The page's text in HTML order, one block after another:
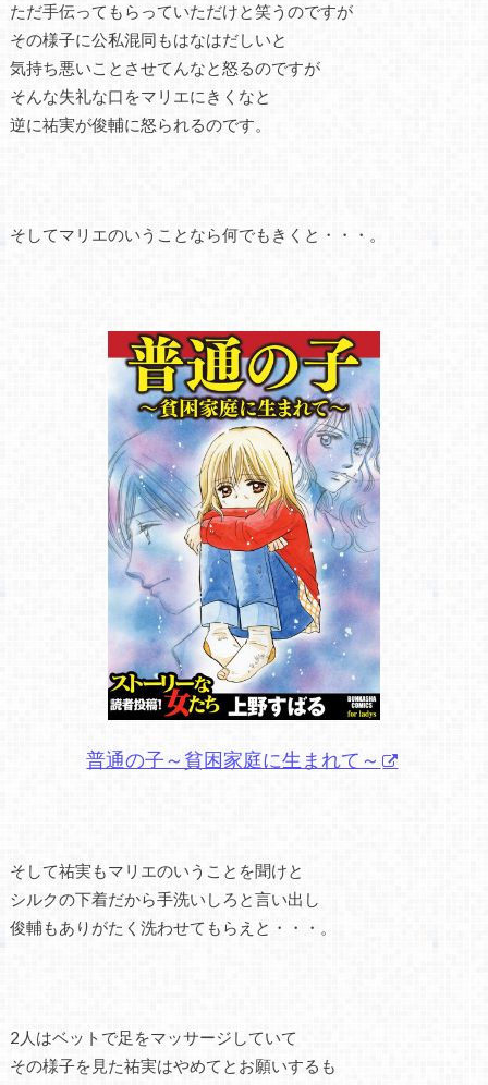
ただ手伝ってもらっていただけと笑うのですが
その様子に公私混同もはなはだしいと
気持ち悪いことさせてんなと怒るのですが
そんな失礼な口をマリエにきくなと
逆に祐実が俊輔に怒られるのです。
そしてマリエのいうことなら何でもきくと・・・。
普通の子～貧困家庭に生まれて～
そして祐実もマリエのいうことを聞けと
シルクの下着だから手洗いしろと言い出し
俊輔もありがたく洗わせてもらえと・・・。
2人はベットで足をマッサージしていて
その様子を見た祐実はやめてとお願いするも